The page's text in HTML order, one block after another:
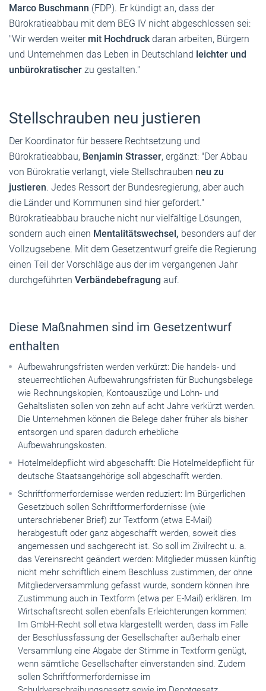
Marco Buschmann (FDP). Er kündigt an, dass der
Bürokratieabbau mit dem BEG IV nicht abgeschlossen sei:
"Wir werden weiter mit Hochdruck daran arbeiten, Bürgern
und Unternehmen das Leben in Deutschland leichter und
unbürokratischer zu gestalten."
Stellschrauben neu justieren
Der Koordinator für bessere Rechtsetzung und
Bürokratieabbau, Benjamin Strasser, ergänzt: "Der Abbau
von Bürokratie verlangt, viele Stellschrauben neu zu
justieren. Jedes Ressort der Bundesregierung, aber auch
die Länder und Kommunen sind hier gefordert."
Bürokratieabbau brauche nicht nur vielfältige Lösungen,
sondern auch einen Mentalitätswechsel, besonders auf der
Vollzugsebene. Mit dem Gesetzentwurf greife die Regierung
einen Teil der Vorschläge aus der im vergangenen Jahr
durchgeführten Verbändebefragung auf.
Diese Maßnahmen sind im Gesetzentwurf
enthalten
Aufbewahrungsfristen werden verkürzt: Die handels- und
steuerrechtlichen Aufbewahrungsfristen für Buchungsbelege
wie Rechnungskopien, Kontoauszüge und Lohn- und
Gehaltslisten sollen von zehn auf acht Jahre verkürzt werden.
Die Unternehmen können die Belege daher früher als bisher
entsorgen und sparen dadurch erhebliche
Aufbewahrungskosten.
Hotelmeldepflicht wird abgeschafft: Die Hotelmeldepflicht für
deutsche Staatsangehörige soll abgeschafft werden.
Schriftformerfordernisse werden reduziert: Im Bürgerlichen
Gesetzbuch sollen Schriftformerfordernisse (wie
unterschriebener Brief) zur Textform (etwa E-Mail)
herabgestuft oder ganz abgeschafft werden, soweit dies
angemessen und sachgerecht ist. So soll im Zivilrecht u. a.
das Vereinsrecht geändert werden: Mitglieder müssen künftig
nicht mehr schriftlich einem Beschluss zustimmen, der ohne
Mitgliederversammlung gefasst wurde, sondern können ihre
Zustimmung auch in Textform (etwa per E-Mail) erklären. Im
Wirtschaftsrecht sollen ebenfalls Erleichterungen kommen:
Im GmbH-Recht soll etwa klargestellt werden, dass im Falle
der Beschlussfassung der Gesellschafter außerhalb einer
Versammlung eine Abgabe der Stimme in Textform genügt,
wenn sämtliche Gesellschafter einverstanden sind. Zudem
sollen Schriftformerfordernisse im